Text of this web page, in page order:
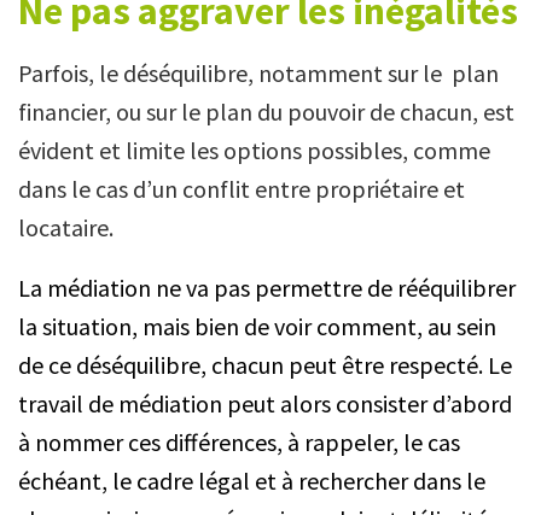
Ne pas aggraver les inégalités
Parfois, le déséquilibre, notamment sur le plan
financier, ou sur le plan du pouvoir de chacun, est
évident et limite les options possibles, comme
dans le cas d’un conflit entre propriétaire et
locataire.
La médiation ne va pas permettre de rééquilibrer
la situation, mais bien de voir comment, au sein
de ce déséquilibre, chacun peut être respecté. Le
travail de médiation peut alors consister d’abord
à nommer ces différences, à rappeler, le cas
échéant, le cadre légal et à rechercher dans le